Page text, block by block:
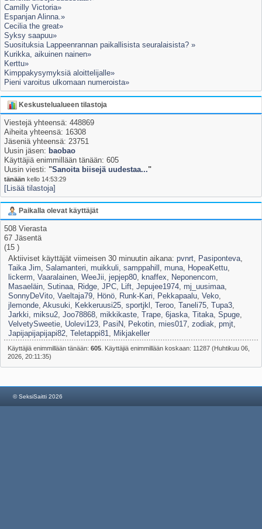
Camilly Victoria»
Espanjan Alinna.»
Cecilia the great»
Syksy saapuu»
Suosituksia Lappeenrannan paikallisista seuralaisista? »
Kurikka, aikuinen nainen»
Kerttu»
Kimppakysymyksiä aloittelijalle»
Pieni varoitus ulkomaan numeroista»
Keskustelualueen tilastoja
Viestejä yhteensä: 448869
Aiheita yhteensä: 16308
Jäseniä yhteensä: 23751
Uusin jäsen: baobao
Käyttäjiä enimmillään tänään: 605
Uusin viesti: "Sanoita biisejä uudestaa..."
tänään kello 14:53:29
[Lisää tilastoja]
Paikalla olevat käyttäjät
508 Vierasta
67 Jäsentä
(15 )
Aktiiviset käyttäjät viimeisen 30 minuutin aikana: pvnrt, Pasiponteva,
Taika Jim Salamanteri muikkuli samppahill muna, HopeaKettu,
lickerm Vaaralainen, WeeJii jepjep80, knaffex Neponencom
Masaeläin, Sutinaa, Ridge, JPC, Lift, Jepujee1974, mj_uusimaa,
SonnyDeVito, Vaeltaja79, Hönö, Runk-Kari Pekkapaalu, Veko,
jlemonde, Akusuki Kekkeruusi25, sportjkl Teroo, Taneli75, Tupa3,
Jarkki miksu2, Joo78868, mikkikaste, Trape, 6jaska, Titaka, Spuge,
VelvetySweetie, Uolevi123, PasiN, Pekotin, mies017, zodiak pmjt,
Japijapijapijapi82, Teletappi81 Mikjakeller
Käyttäjiä enimmillään tänään: 605. Käyttäjiä enimmillään koskaan: 11287 (Huhtikuu 06,
2026, 20:11:35)
© SeksiSaitti 2026